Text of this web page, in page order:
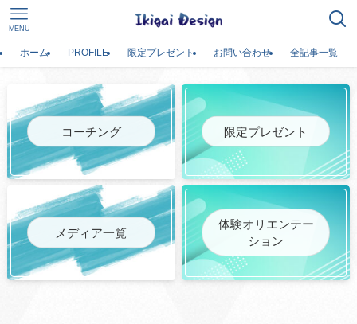
MENU
ホーム PROFILE 限定プレゼント お問い合わせ 全記事一覧
コーチング 限定プレゼント
メディア一覧
体験オリエンテー
ション